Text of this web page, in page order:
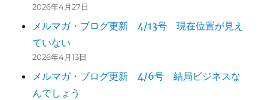
2026年4月27日
メルマガ・ブログ更新 4/13号 現在位置が見え
ていない
2026年4月13日
メルマガ・ブログ更新 4/6号 結局ビジネスな
んでしょう